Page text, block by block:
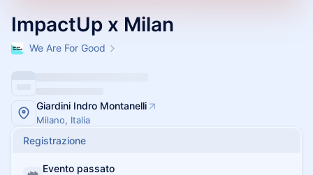
ImpactUp x Milan
We Are For Good
Giardini Indro Montanelli
Milano, Italia
Registrazione
Evento passato